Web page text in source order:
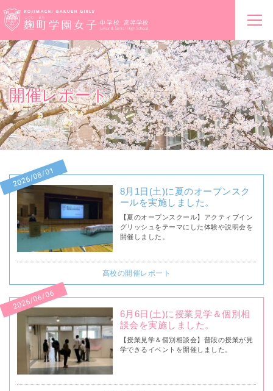
開催レポート
8月1日(土)に夏のオープンスク
ールを実施しました。
【夏のオープンスクール】アクティブイン
グリッシュをテーマにした体験や説明会を
開催しました。
2026/08/01
高校の開催レポート
6月6日(土)に授業見学＆個別相
談会を実施しました。
【授業見学＆個別相談会】普段の授業が見
学できるイベントを開催しました。
2026/06/06